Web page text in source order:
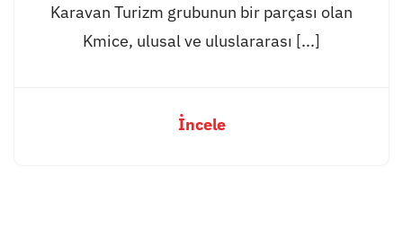
Karavan Turizm grubunun bir parçası olan
Kmice, ulusal ve uluslararası [...]
İncele